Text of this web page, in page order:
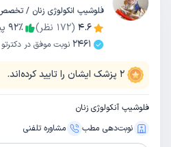
4.6
(
172 نظر) 92٪
2461 نوبت موفق در دکترتو
2 پزشک ایشان را تایید کرده‌اند.
فلوشیپ آنکولوژی زنان
نوبت‌دهی مطب
مشاوره‌ تلفنی